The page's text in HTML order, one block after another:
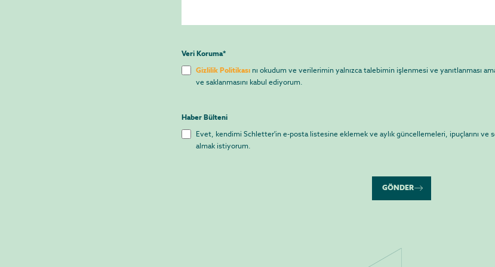
Veri Koruma*
Gizlilik Politikası nı okudum ve verilerimin yalnızca talebimin işlenmesi ve yanıtlanması
ve saklanmasını kabul ediyorum.
Haber Bülteni
Evet, kendimi Schletter'in e-posta listesine eklemek ve aylık güncellemeleri, ipuçlarını ve
almak istiyorum.
GÖNDER